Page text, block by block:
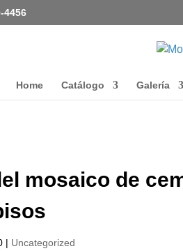
4456
Home Catálogo Galería
mosaico de
| Uncategorized